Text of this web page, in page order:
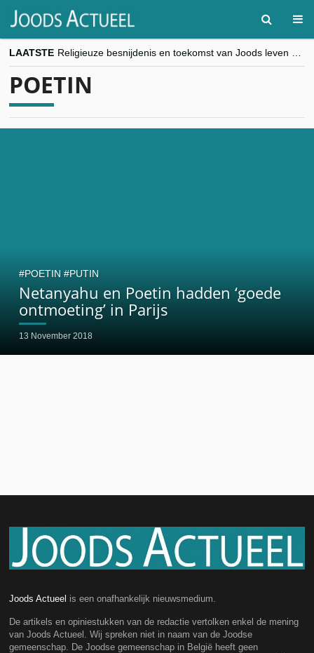
LAATSTE
“Besnijdenisdebat toont hoe moeilijk seculiere Westen minderheden begrijpt”, Jinnih Beels (Vooruit)
POETIN
Netanyahu en Poetin hadden ‘goede
ontmoeting’ in Parijs
13 November 2018
POETIN PUTIN
Joods Actueel is een onafhankelijk nieuwsmedium.
De artikels en opiniestukken van de redactie vertolken enkel de mening
van Joods Actueel. Wij spreken niet in naam van de Joodse
gemeenschap. De Joodse gemeenschap in België heeft geen